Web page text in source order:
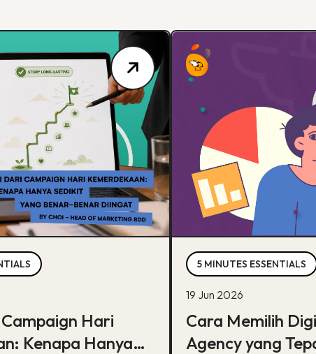
Hari
Kenapa Hanya
5 MINUTES ESSENTIALS
19 Jun 2026
Cara Memilih
Agency yang